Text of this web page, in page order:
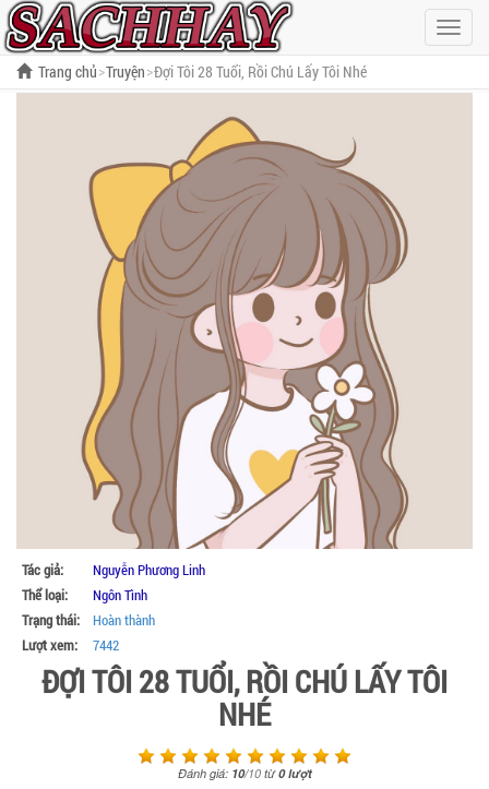
Hiện
menu
Trang chủ Truyện Đợi Tôi 28 Tuổi, Rồi Chú Lấy Tôi Nhé
Tác giả:
Nguyễn Phương Linh
Thể loại:
Ngôn Tình
Trạng thái:
Hoàn thành
Lượt xem:
7442
ĐỢI TÔI 28 TUỔI, RỒI CHÚ LẤY TÔI
NHÉ
Đánh giá: 10/10từ0lượt